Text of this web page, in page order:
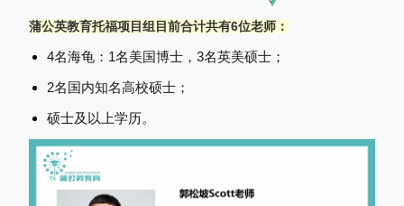
蒲公英教育托福项目组目前合计共有6位老师：
4名海龟：1名美国博士，3名英美硕士；
2名国内知名高校硕士；
硕士及以上学历。